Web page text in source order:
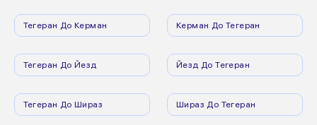
Тегеран До Керман Керман До Тегеран
Тегеран До Йезд Йезд До Тегеран
Тегеран До Шираз Шираз До Тегеран